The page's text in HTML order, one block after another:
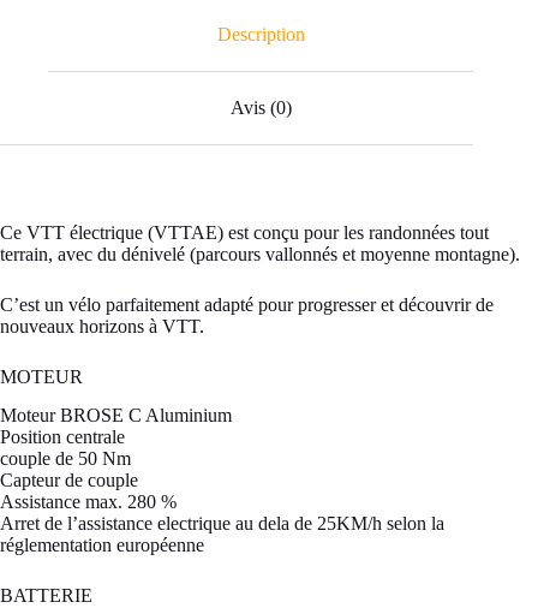
Description
Avis (0)
Ce VTT électrique (VTTAE) est conçu pour les randonnées tout
terrain, avec du dénivelé (parcours vallonnés et moyenne montagne).
C’est un vélo parfaitement adapté pour progresser et découvrir de
nouveaux horizons à VTT.
MOTEUR
Moteur BROSE C Aluminium
Position centrale
couple de 50 Nm
Capteur de couple
Assistance max. 280 %
Arret de l’assistance electrique au dela de 25KM/h selon la
réglementation européenne
BATTERIE